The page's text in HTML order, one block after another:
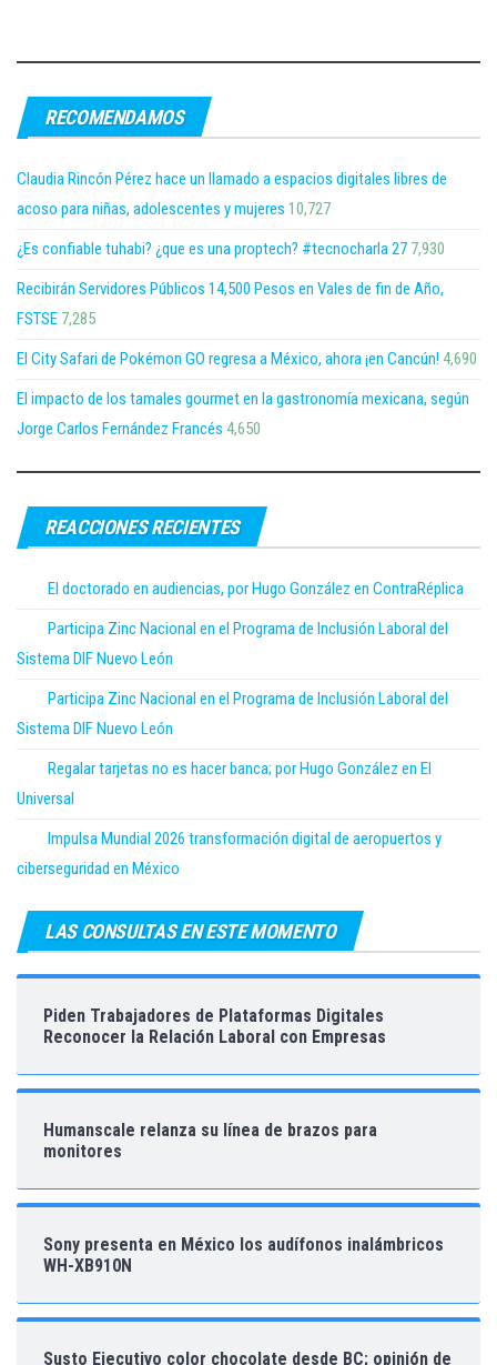
RECOMENDAMOS
Claudia Rincón Pérez hace un llamado a espacios digitales libres de
acoso para niñas, adolescentes y mujeres 10,727
¿Es confiable tuhabi? ¿que es una proptech? #tecnocharla 27 7,930
Recibirán Servidores Públicos 14,500 Pesos en Vales de fin de Año,
FSTSE 7,285
El City Safari de Pokémon GO regresa a México, ahora ¡en Cancún! 4,690
El impacto de los tamales gourmet en la gastronomía mexicana, según
Jorge Carlos Fernández Francés 4,650
REACCIONES RECIENTES
El doctorado en audiencias, por Hugo González en ContraRéplica
Participa Zinc Nacional en el Programa de Inclusión Laboral del
Sistema DIF Nuevo León
Participa Zinc Nacional en el Programa de Inclusión Laboral del
Sistema DIF Nuevo León
Regalar tarjetas no es hacer banca; por Hugo González en El
Universal
Impulsa Mundial 2026 transformación digital de aeropuertos y
ciberseguridad en México
LAS CONSULTAS EN ESTE MOMENTO
Piden Trabajadores de Plataformas Digitales
Reconocer la Relación Laboral con Empresas
Humanscale relanza su línea de brazos para
monitores
Sony presenta en México los audífonos inalámbricos
WH-XB910N
Susto Ejecutivo color chocolate desde BC; opinión de